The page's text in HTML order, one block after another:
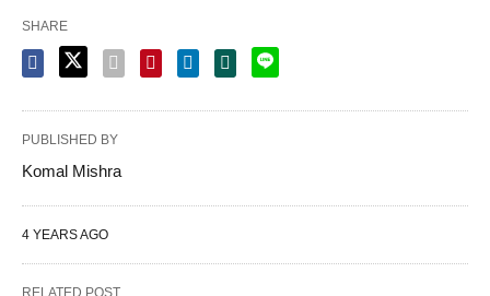
SHARE
PUBLISHED BY
Komal Mishra
4 YEARS AGO